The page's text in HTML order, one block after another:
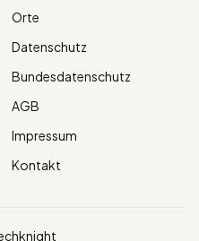
Orte
Datenschutz
Bundesdatenschutz
AGB
Impressum
Kontakt